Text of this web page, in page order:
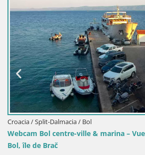
/ Bol
ville & marina – Vue en direct depuis